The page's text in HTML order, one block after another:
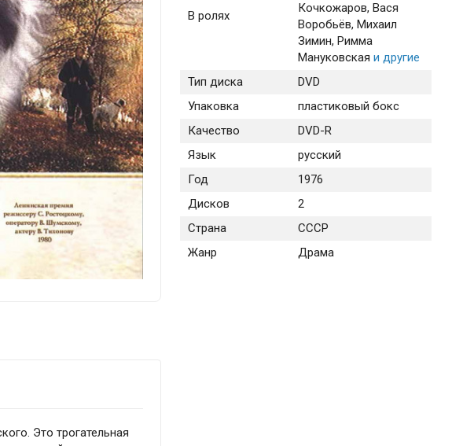
В ролях
Кочкожаров, Вася
Воробьёв, Михаил
Зимин, Римма
Мануковская и другие
Тип диска
DVD
Упаковка
пластиковый бокс
Качество
DVD-R
Язык
русский
Год
1976
Дисков
2
Страна
СССР
Жанр
Драма
Это трогательная